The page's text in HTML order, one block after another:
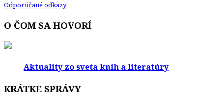
Odporúčané odkazy
O ČOM SA HOVORÍ
Aktuality zo sveta kníh a literatúry
KRÁTKE SPRÁVY